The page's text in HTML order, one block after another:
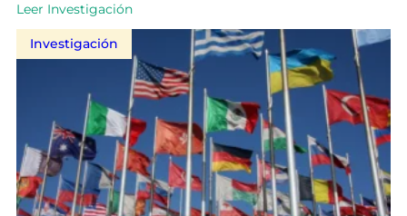
Leer Investigación
Investigación